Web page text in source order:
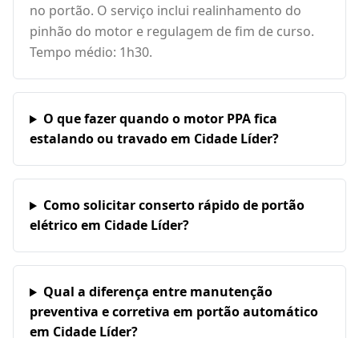
no portão. O serviço inclui realinhamento do
pinhão do motor e regulagem de fim de curso.
Tempo médio: 1h30.
O que fazer quando o motor PPA fica
estalando ou travado em Cidade Líder?
Como solicitar conserto rápido de portão
elétrico em Cidade Líder?
Qual a diferença entre manutenção
preventiva e corretiva em portão automático
em Cidade Líder?